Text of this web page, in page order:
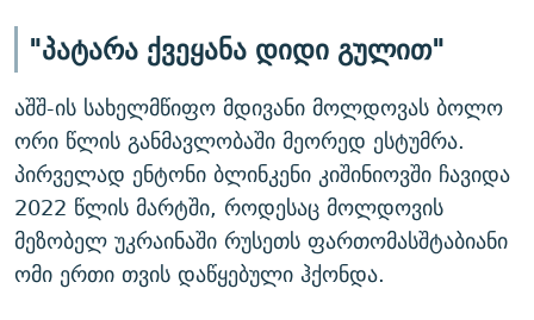
"პატარა ქვეყანა დიდი გულით"
აშშ-ის სახელმწიფო მდივანი მოლდოვას ბოლო
ორი წლის განმავლობაში მეორედ ესტუმრა.
პირველად ენტონი ბლინკენი კიშინიოვში ჩავიდა
2022 წლის მარტში, როდესაც მოლდოვის
მეზობელ უკრაინაში რუსეთს ფართომასშტაბიანი
ომი ერთი თვის დაწყებული ჰქონდა.